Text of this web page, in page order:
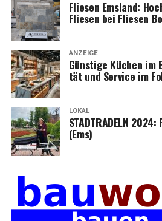
Flie­sen Ems­land:
Flie­sen bei Flie­sen
ANZEIGE
Güns­ti­ge Küchen
tät und Ser­vice im
LOKAL
STADTRADELN
(Ems)